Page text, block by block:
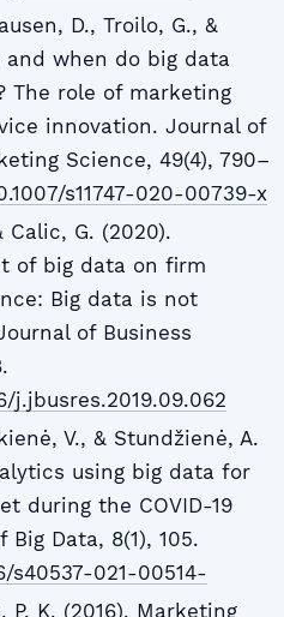
D., Troilo, G., &
and when do big data
The role of marketing
innovation. Journal of
Science, 49(4), 790–
s11747-020-00739-x
Calic, G. (2020).
of big data on firm
Big data is not
of Business
j.jbusres.2019.09.062
V., & Stundžienė, A.
using big data for
during the COVID-19
Data, 8(1), 105.
s40537-021-00514-
P. K. (2016). Marketing